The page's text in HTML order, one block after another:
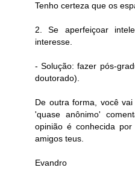
Tenho certeza que os
2. Se aperfeiçoar
interesse.
- Solução: fazer pós-
doutorado).
De outra forma, você
'quase anônimo'
opinião é conhecida
amigos teus.
Evandro